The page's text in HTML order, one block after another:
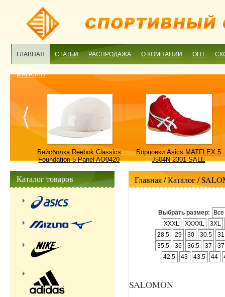
ГЛАВНАЯ СТАТЬИ РАСПРОДАЖА О КОМПАНИИ ОПТ
МАГАЗИН
Бейсболка Reebok Classics
Foundation 5 Panel AO0420
Борцовки Asics MATFLEX 5
J504N 2301-SALE
Главная/ Каталог /
Выбрать размер:
XXXL
XXXXL
3XL
28.5
29 30 30.5
31
35.5
36 36.5 37
42.5
43 43.5 44
SALOMON
Каталог товаров